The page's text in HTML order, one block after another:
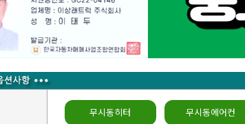
무시동히터 무시동에어컨